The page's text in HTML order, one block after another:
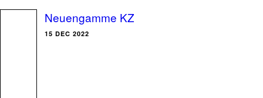
Neuengamme KZ
15 DEC 2022